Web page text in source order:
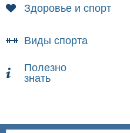
Здоровье и спорт
Виды спорта
Полезно
знать